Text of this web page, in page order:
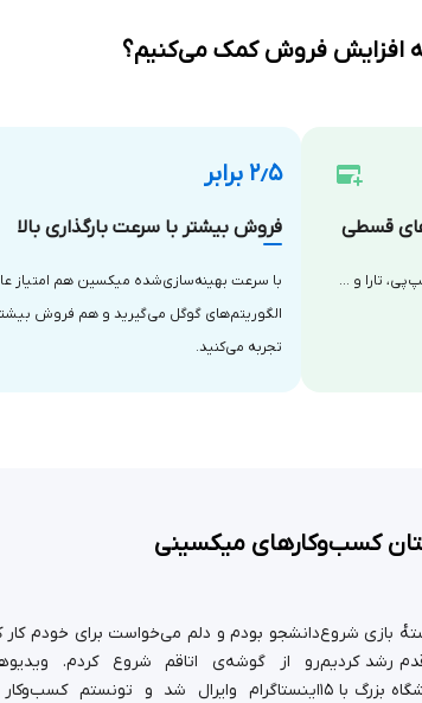
افزایش فروش کمک می‌کنیم؟
۲٫۵ برابر
فروش بیشتر با سرعت بارگذاری بالا
با سرعت بهینه‌سازی‌شده میکسین هم امتیاز
الگوریتم‌های گوگل می‌گیرید و هم فروش
تجربه می‌کنید.
قسطی
تارا و …
کسب‌وکارهای میکسینی
دانشجو بودم و دلم می‌خواست برای خودم کار
رو از گوشه‌ی اتاقم شروع کردم.
اینستاگرام وایرال شد و تونستم
یه دسته‌ٔ بازی شروع
رشد کردیم
و حالا اون کارِ کوچیکِ خونگی، به یه فروشگاه بزرگ با ۱۵